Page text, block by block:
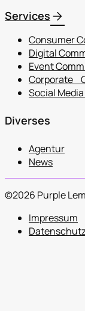
Services arrow_forward
Consumer
Digital
Event
Corporate
Social
Diverses
Agentur
News
©2026 Purple
Impressum